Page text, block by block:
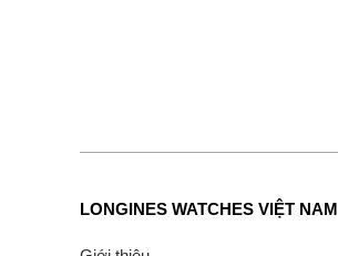
LONGINES WATCHES VIỆT NAM